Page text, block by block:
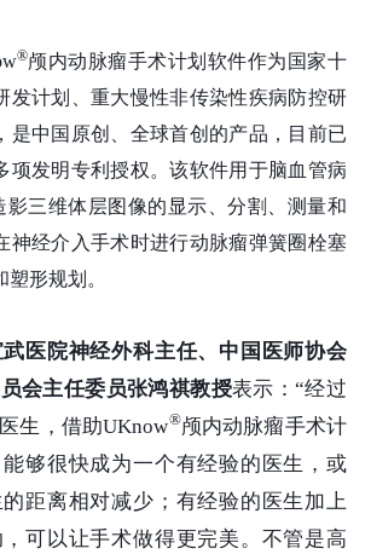
®颅内动脉瘤手术计划软件作为国家十
发计划、重大慢性非传染性疾病防控研
是中国原创、全球首创的产品，目前已
项发明专利授权。该软件用于脑血管病
影三维体层图像的显示、分割、测量和
神经介入手术时进行动脉瘤弹簧圈栓塞
形规划。
医院神经外科主任、中国医师协会
会主任委员张鸿祺教授表示：“经过
生，借助UKnow®颅内动脉瘤手术计
够很快成为一个有经验的医生，或
距离相对减少；有经验的医生加上
可以让手术做得更完美。不管是高